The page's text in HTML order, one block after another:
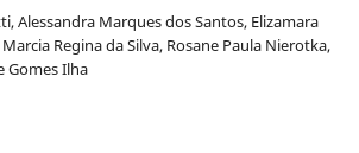
Alessandra Marques dos Santos, Elizamara
Regina da Silva, Rosane Paula Nierotka,
Gomes Ilha